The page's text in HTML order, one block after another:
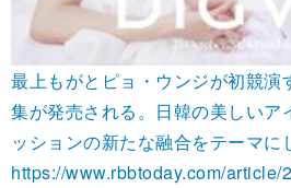
最上もがとピョ・ウンジが初競演
集が発売される。日韓の美しいア
ッションの新たな融合をテーマに
https://www.rbbtoday.com/